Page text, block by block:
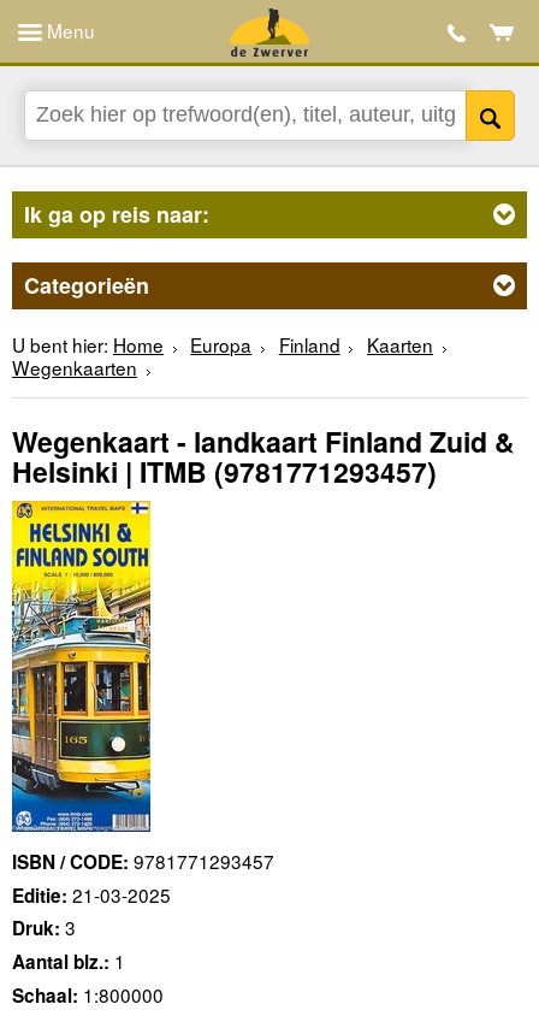
Menu
Ik ga op reis naar:
Categorieën
U bent hier: Home Europa Finland
Kaarten
Wegenkaarten
Wegenkaart - landkaart Finland Zuid &
Helsinki | ITMB (9781771293457)
ISBN / CODE: 9781771293457
Editie: 21-03-2025
Druk: 3
Aantal blz.: 1
Schaal: 1:800000